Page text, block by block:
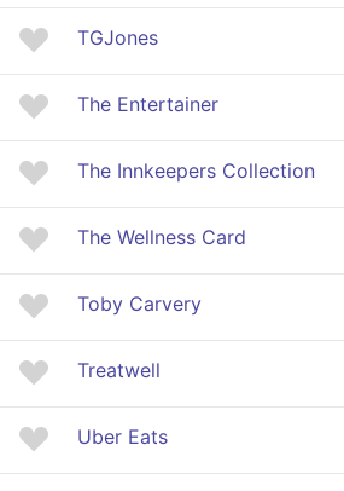
TGJones
The Entertainer
The Innkeepers Collection
The Wellness Card
Toby Carvery
Treatwell
Uber Eats